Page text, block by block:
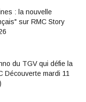
: la nouvelle
sur RMC Story
du TGV qui défie la
Découverte mardi 11